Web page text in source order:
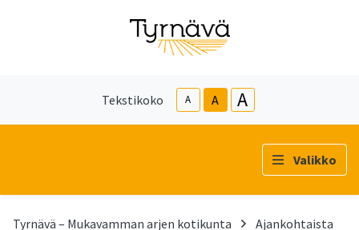
Tekstikoko A A A
Valikko
Tyrnävä – Mukavamman arjen kotikunta
Ajankohtaista